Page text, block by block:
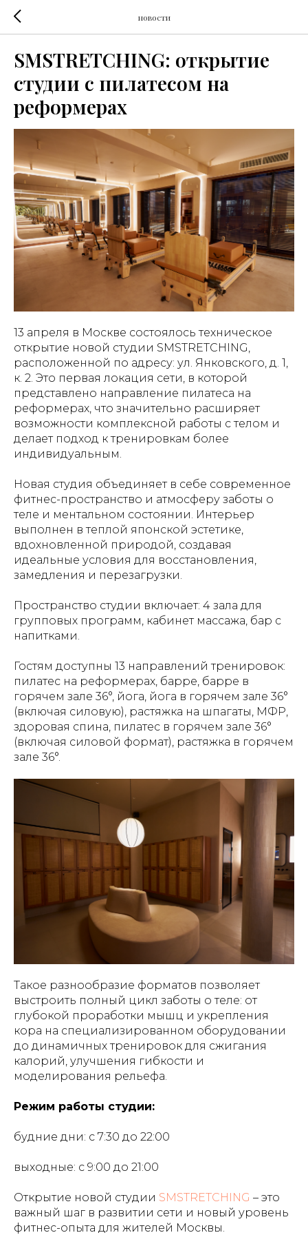
новости
SMSTRETCHING: открытие
студии с пилатесом на
реформерах
13 апреля в Москве состоялось техническое
открытие новой студии SMSTRETCHING,
расположенной по адресу: ул. Янковского, д. 1,
к. 2. Это первая локация сети, в которой
представлено направление пилатеса на
реформерах, что значительно расширяет
возможности комплексной работы с телом и
делает подход к тренировкам более
индивидуальным.
Новая студия объединяет в себе современное
фитнес-пространство и атмосферу заботы о
теле и ментальном состоянии. Интерьер
выполнен в теплой японской эстетике,
вдохновленной природой, создавая
идеальные условия для восстановления,
замедления и перезагрузки.
Пространство студии включает: 4 зала для
групповых программ, кабинет массажа, бар с
напитками.
Гостям доступны 13 направлений тренировок:
пилатес на реформерах, барре, барре в
горячем зале 36°, йога, йога в горячем зале 36°
(включая силовую), растяжка на шпагаты, МФР,
здоровая спина, пилатес в горячем зале 36°
(включая силовой формат), растяжка в горячем
зале 36°.
Такое разнообразие форматов позволяет
выстроить полный цикл заботы о теле: от
глубокой проработки мышц и укрепления
кора на специализированном оборудовании
до динамичных тренировок для сжигания
калорий, улучшения гибкости и
моделирования рельефа.
Режим работы студии:
будние дни: с 7:30 до 22:00
выходные: с 9:00 до 21:00
Открытие новой студии SMSTRETCHING – это
важный шаг в развитии сети и новый уровень
фитнес-опыта для жителей Москвы.